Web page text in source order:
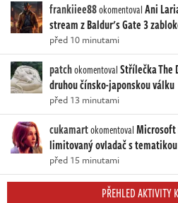
frankiiee88okomentovalAni
stream z Baldur's Gate 3
před 10 minutami
patchokomentovalStřílečka The
druhou čínsko-japonskou válku
před 13 minutami
cukamartokomentoval
limitovaný ovladač s tematikou
před 15 minutami
PŘEHLED AKTIVITY